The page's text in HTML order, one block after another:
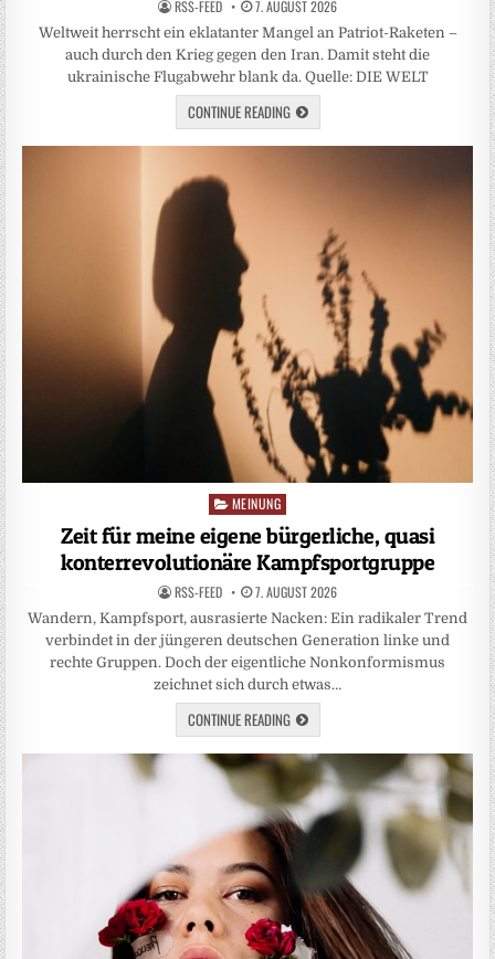
RSS-FEED 7. AUGUST 2026
Weltweit herrscht ein eklatanter Mangel an Patriot-Raketen –
auch durch den Krieg gegen den Iran. Damit steht die
ukrainische Flugabwehr blank da. Quelle: DIE WELT
CONTINUE READING
Posted
in
MEINUNG
Zeit für meine eigene bürgerliche, quasi
konterrevolutionäre Kampfsportgruppe
RSS-FEED 7. AUGUST 2026
Wandern, Kampfsport, ausrasierte Nacken: Ein radikaler Trend
verbindet in der jüngeren deutschen Generation linke und
rechte Gruppen. Doch der eigentliche Nonkonformismus
zeichnet sich durch etwas…
CONTINUE READING